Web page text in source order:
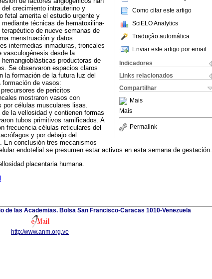
Como citar este artigo
SciELO Analytics
Tradução automática
Enviar este artigo por email
Indicadores
Links relacionados
Compartilhar
Mais
Mais
Permalink
crecimiento intrauterino y
fetal amerita el estudio urgente y
técnicas de hematoxilina-
de nueve semanas de
menstruación y datos
intermedias inmaduras, troncales
vasculogénesis desde la
productoras de
Se observaron espacios claros
la formación de la futura luz del
formación de vasos:
de pericitos
mostraron vasos con
por células musculares lisas.
la vellosidad y contienen formas
tubos primitivos ramificados. A
frecuencia células reticulares del
y por debajo del
En conclusión tres mecanismos
endotelial se presumen estar activos en esta semana de gestación.
placentaria humana.
de las Academias. Bolsa San Francisco-Caracas 1010-Venezuela
http:/www.anm.org.ve